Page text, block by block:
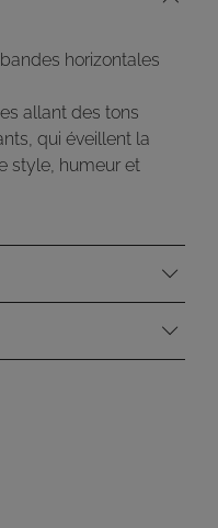
horizontales
allant des tons
qui éveillent la
style, humeur et